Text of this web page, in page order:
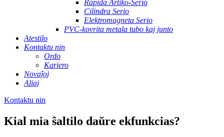
Rapida Artiko-Serio
Cilindra Serio
Elektromagneta Serio
PVC-kovrita metala tubo kaj junto
Atestilo
Kontaktu nin
Ordo
Kariero
Novaĵoj
Aliaj
Kontaktu nin
Kial mia ŝaltilo daŭre ekfunkcias?